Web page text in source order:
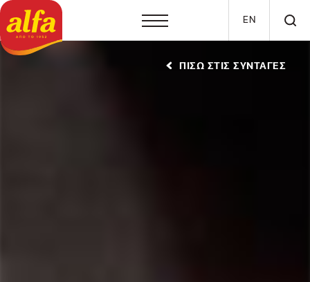
Παράκαμψη προς το κυρίως περιεχόμενο
EN
ΠΙΣΩ ΣΤΙΣ ΣΥΝΤΑΓΕΣ